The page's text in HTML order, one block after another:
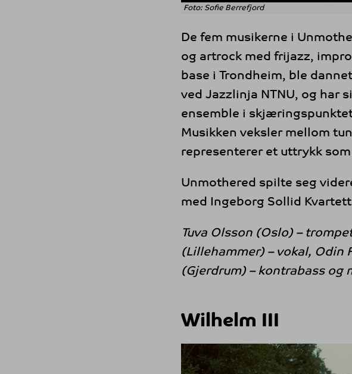
Foto: Sofie Berrefjord
De fem musikerne i
og artrock med frijazz,
base i Trondheim, ble
ved Jazzlinja NTNU, og har
ensemble i
Musikken veksler mellom
representerer et uttrykk
Unmothered spilte seg
med Ingeborg Sollid
Tuva Olsson (Oslo) –
(Lillehammer) – vokal, Odin
(Gjerdrum) – kontrabass og
Wilhelm III